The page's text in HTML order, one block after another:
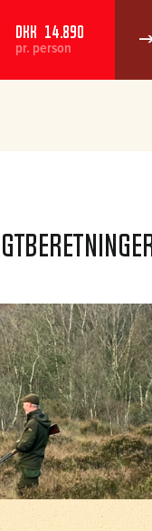
DKK 14.890
pr. person